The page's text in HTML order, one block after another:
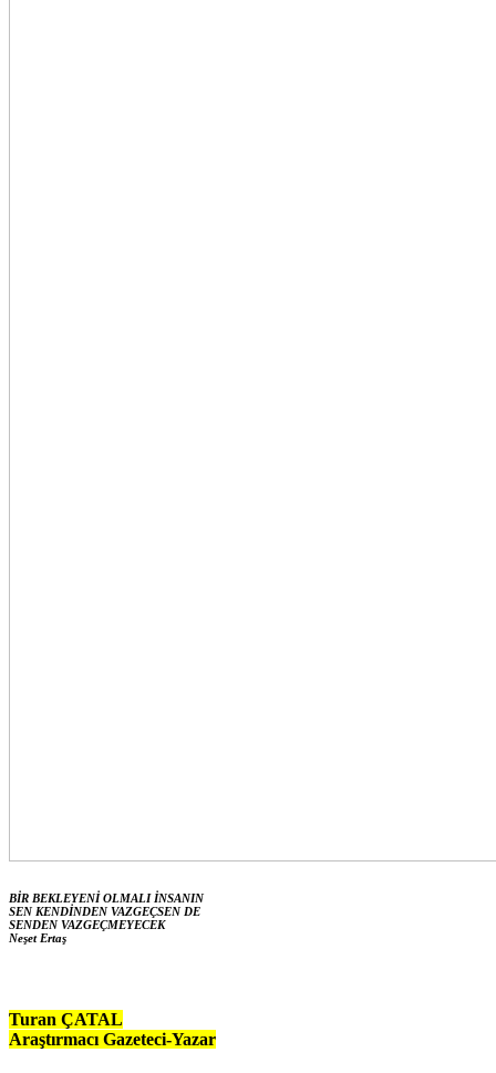
BİR BEKLEYENİ OLMALI İNSANIN
SEN KENDİNDEN VAZGEÇSEN DE
SENDEN VAZGEÇMEYECEK
Neşet Ertaş
Turan ÇATAL
Araştırmacı Gazeteci-Yazar